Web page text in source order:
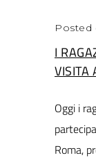
Posted
I
VISITA
Oggi i
Roma,